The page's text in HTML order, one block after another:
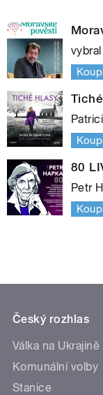
80
Petr
Český rozhlas
Válka na Ukrajině
Komunální volby
Stanice